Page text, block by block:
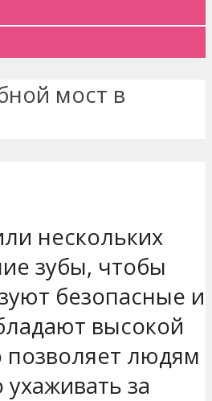
мост в
нескольких
зубы, чтобы
безопасные и
высокой
позволяет людям
за